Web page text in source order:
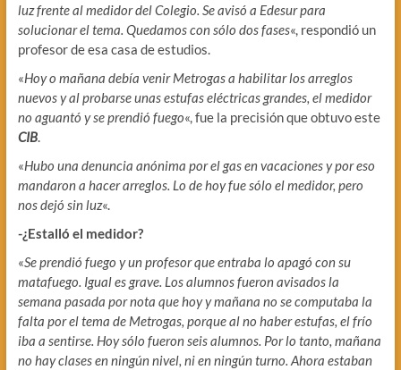
luz frente al medidor del Colegio. Se avisó a Edesur para
solucionar el tema. Quedamos con sólo dos fases«, respondió un
profesor de esa casa de estudios.
«Hoy o mañana debía venir Metrogas a habilitar los arreglos
nuevos y al probarse unas estufas eléctricas grandes, el medidor
no aguantó y se prendió fuego«, fue la precisión que obtuvo este
CIB.
«Hubo una denuncia anónima por el gas en vacaciones y por eso
mandaron a hacer arreglos. Lo de hoy fue sólo el medidor, pero
nos dejó sin luz«.
-¿Estalló el medidor?
«Se prendió fuego y un profesor que entraba lo apagó con su
matafuego. Igual es grave. Los alumnos fueron avisados la
semana pasada por nota que hoy y mañana no se computaba la
falta por el tema de Metrogas, porque al no haber estufas, el frío
iba a sentirse. Hoy sólo fueron seis alumnos. Por lo tanto, mañana
no hay clases en ningún nivel, ni en ningún turno. Ahora estaban